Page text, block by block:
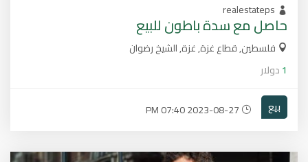
realestateps
حاصل مع سدة باطون للبيع
فلسطين, قطاع غزة, غزة, الشيخ رضوان
1دولار
بيع